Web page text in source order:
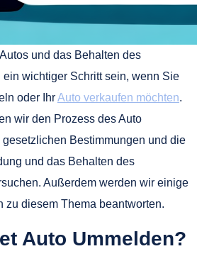
und das Behalten des
wichtiger Schritt sein, wenn Sie
oder IhrAuto verkaufen möchten.
wir den Prozess des Auto
Bestimmungen und die
und das Behalten des
Außerdem werden wir einige
zu diesem Thema beantworten.
Auto Ummelden?